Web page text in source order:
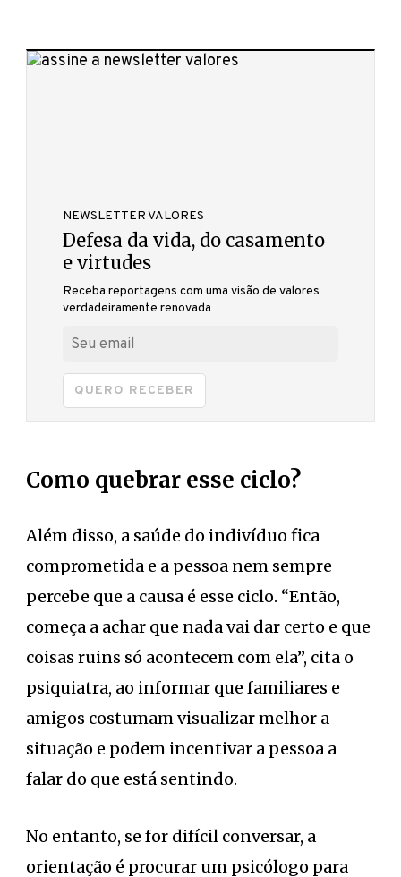
NEWSLETTER VALORES
Defesa da vida, do casamento
e virtudes
Receba reportagens com uma visão de valores
verdadeiramente renovada
QUERO RECEBER
Como quebrar esse ciclo?
Além disso, a saúde do indivíduo fica
comprometida e a pessoa nem sempre
percebe que a causa é esse ciclo. “Então,
começa a achar que nada vai dar certo e que
coisas ruins só acontecem com ela”, cita o
psiquiatra, ao informar que familiares e
amigos costumam visualizar melhor a
situação e podem incentivar a pessoa a
falar do que está sentindo.
No entanto, se for difícil conversar, a
orientação é procurar um psicólogo para